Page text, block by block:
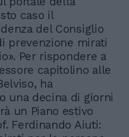
caso il
del Consiglio
prevenzione mirati
Per rispondere a
capitolino alle
ha
una decina di giorni
un Piano estivo
Ferdinando Aiuti: